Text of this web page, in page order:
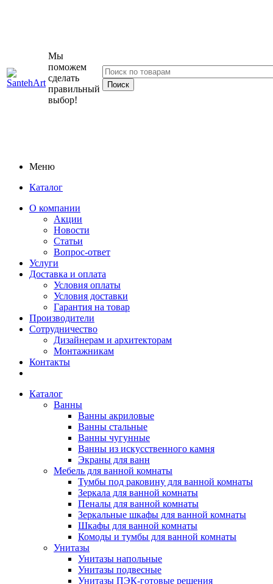
Мы
поможем
сделать
правильный
выбор!
Меню
Каталог
О компании
Акции
Новости
Статьи
Вопрос-ответ
Услуги
Доставка и оплата
Условия оплаты
Условия доставки
Гарантия на товар
Производители
Сотрудничество
Дизайнерам и архитекторам
Монтажникам
Контакты
Каталог
Ванны
Ванны акриловые
Ванны стальные
Ванны чугунные
Ванны из искусственного камня
Экраны для ванн
Мебель для ванной комнаты
Тумбы под раковину для ванной комнаты
Зеркала для ванной комнаты
Пеналы для ванной комнаты
Зеркальные шкафы для ванной комнаты
Шкафы для ванной комнаты
Комоды и тумбы для ванной комнаты
Унитазы
Унитазы напольные
Унитазы подвесные
Унитазы ПЭК-готовые решения